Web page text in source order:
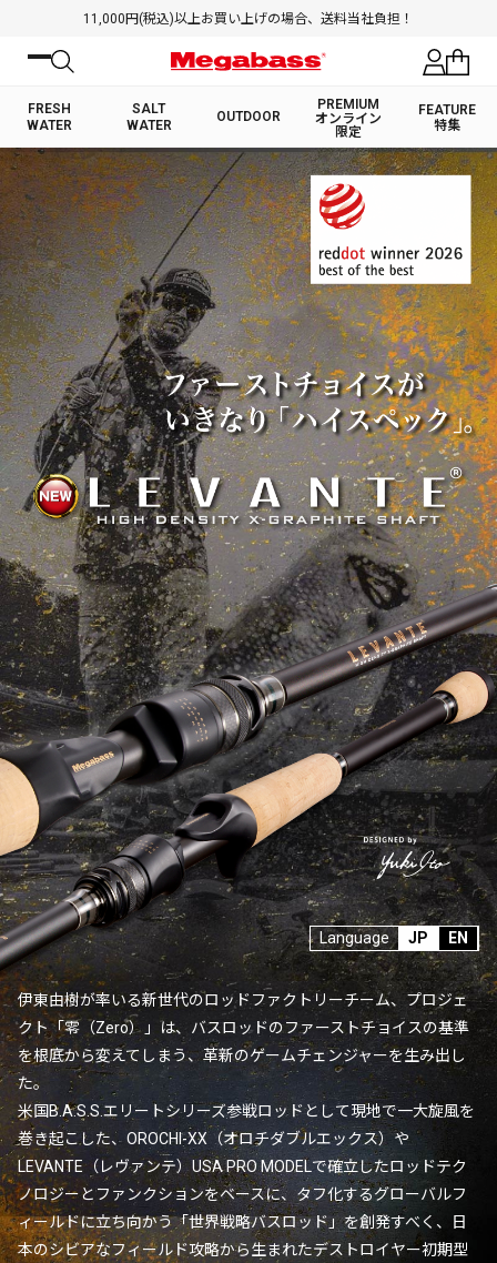
11,000円(税込)以上お買い上げの場合、送料当社負担！
FRESH
WATER
FRESH WATER TOP
BASS ROD
BASS LURE TROUT ROD TROUT LURE
SALT
WATER
SALT WATER TOP
SALTWATER ROD SALTWATER LURE
OUTDOOR
PREMIUM
オンライン
限定
FEATURE
特集
絞り込み検索
キーワード
カテゴリ
PREMIUM オンライン限定
FRESH WATER
SALT WATER
OUTDOOR
価格 ¥ ～¥
在庫
在庫あり
全て
PREMIUM［ オンライン限定 ］
PREMIUM
全て
新作
Language JP EN
伊東由樹が率いる新世代のロッドファクトリーチーム、プロジェ
クト「零（Zero）」は、バスロッドのファーストチョイスの基準
を根底から変えてしまう、革新のゲームチェンジャーを生み出し
た。
米国B.A.S.S.エリートシリーズ参戦ロッドとして現地で一大旋風を
巻き起こした、OROCHI-XX（オロチダブルエックス）や
LEVANTE（レヴァンテ）USA PRO MODELで確立したロッドテク
ノロジーとファンクションをベースに、タフ化するグローバルフ
ィールドに立ち向かう「世界戦略バスロッド」を創発すべく、日
本のシビアなフィールド攻略から生まれたデストロイヤー初期型